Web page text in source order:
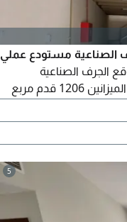
الصناعية مستودع عملي
الجرف الصناعية
المساحة الأرضية 1760 قدم مربع مساحة الميزانين 1206 قدم مربع
التخزين، والتوزيع الإيجار 160000 درهم سنويا موقع متميز
5